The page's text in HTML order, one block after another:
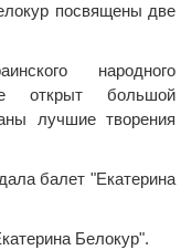
посвящены две
народного
открыт большой
лучшие творения
балет "Екатерина
Белокур".